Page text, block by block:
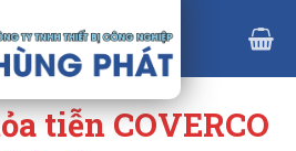
tiễn COVERCO